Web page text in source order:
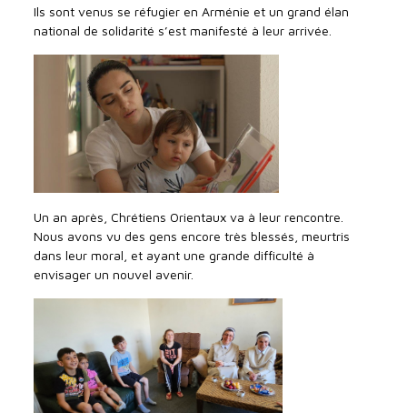
Ils sont venus se réfugier en Arménie et un grand élan
national de solidarité s’est manifesté à leur arrivée.
Un an après, Chrétiens Orientaux va à leur rencontre.
Nous avons vu des gens encore très blessés, meurtris
dans leur moral, et ayant une grande difficulté à
envisager un nouvel avenir.